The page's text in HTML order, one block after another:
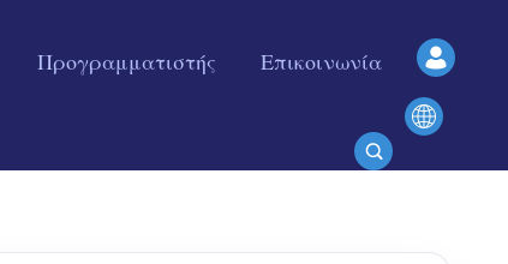
Προγραμματιστής Επικοινωνία